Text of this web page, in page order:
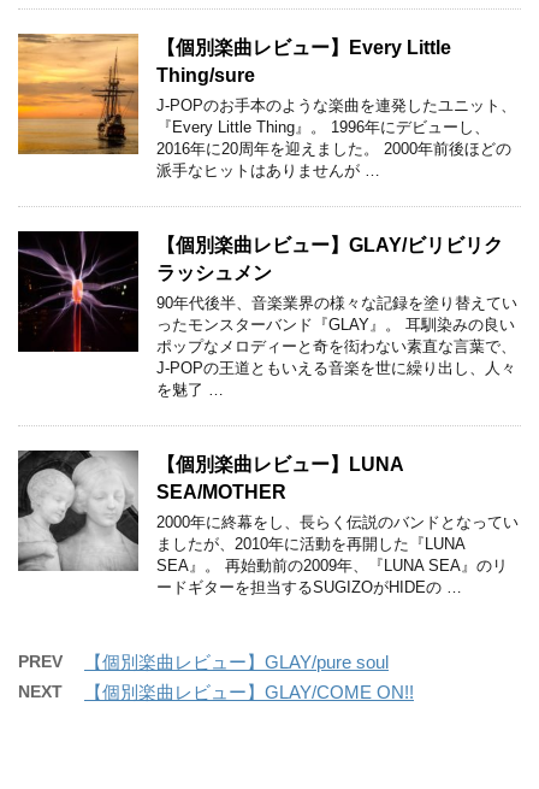
【個別楽曲レビュー】Every Little
Thing/sure
J-POPのお手本のような楽曲を連発したユニット、
『Every Little Thing』。 1996年にデビューし、
2016年に20周年を迎えました。 2000年前後ほどの
派手なヒットはありませんが …
【個別楽曲レビュー】GLAY/ビリビリク
ラッシュメン
90年代後半、音楽業界の様々な記録を塗り替えてい
ったモンスターバンド『GLAY』。 耳馴染みの良い
ポップなメロディーと奇を衒わない素直な言葉で、
J-POPの王道ともいえる音楽を世に繰り出し、人々
を魅了 …
【個別楽曲レビュー】LUNA
SEA/MOTHER
2000年に終幕をし、長らく伝説のバンドとなってい
ましたが、2010年に活動を再開した『LUNA
SEA』。 再始動前の2009年、『LUNA SEA』のリ
ードギターを担当するSUGIZOがHIDEの …
PREV 【個別楽曲レビュー】GLAY/pure soul
NEXT 【個別楽曲レビュー】GLAY/COME ON!!